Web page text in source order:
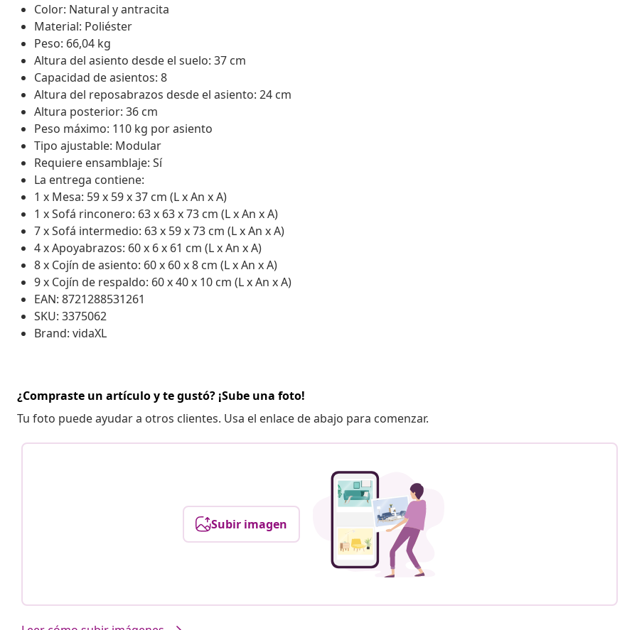
Color: Natural y antracita
Material: Poliéster
Peso: 66,04 kg
Altura del asiento desde el suelo: 37 cm
Capacidad de asientos: 8
Altura del reposabrazos desde el asiento: 24 cm
Altura posterior: 36 cm
Peso máximo: 110 kg por asiento
Tipo ajustable: Modular
Requiere ensamblaje: Sí
La entrega contiene:
1 x Mesa: 59 x 59 x 37 cm (L x An x A)
1 x Sofá rinconero: 63 x 63 x 73 cm (L x An x A)
7 x Sofá intermedio: 63 x 59 x 73 cm (L x An x A)
4 x Apoyabrazos: 60 x 6 x 61 cm (L x An x A)
8 x Cojín de asiento: 60 x 60 x 8 cm (L x An x A)
9 x Cojín de respaldo: 60 x 40 x 10 cm (L x An x A)
EAN: 8721288531261
SKU: 3375062
Brand: vidaXL
¿Compraste un artículo y te gustó? ¡Sube una foto!
Tu foto puede ayudar a otros clientes. Usa el enlace de abajo para comenzar.
Subir imagen